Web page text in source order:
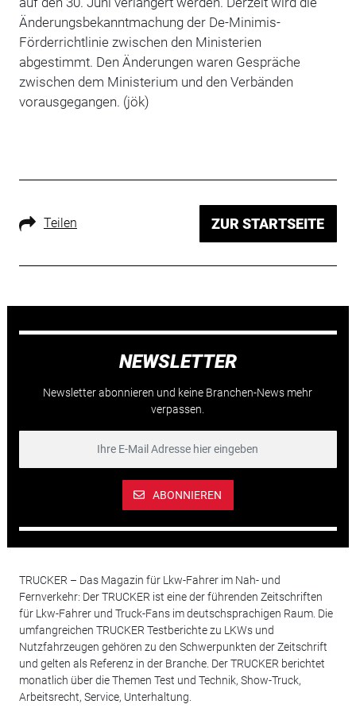
Änderungsbekanntmachung der De-Minimis-
Förderrichtlinie zwischen den Ministerien
abgestimmt. Den Änderungen waren Gespräche
zwischen dem Ministerium und den Verbänden
vorausgegangen. (jök)
Teilen ZUR STARTSEITE
NEWSLETTER
Newsletter abonnieren und keine Branchen-News mehr
verpassen.
ABONNIEREN
TRUCKER – Das Magazin für Lkw-Fahrer im Nah- und
Fernverkehr: Der TRUCKER ist eine der führenden Zeitschriften
für Lkw-Fahrer und Truck-Fans im deutschsprachigen Raum. Die
umfangreichen TRUCKER Testberichte zu LKWs und
Nutzfahrzeugen gehören zu den Schwerpunkten der Zeitschrift
und gelten als Referenz in der Branche. Der TRUCKER berichtet
monatlich über die Themen Test und Technik, Show-Truck,
Arbeitsrecht, Service, Unterhaltung.